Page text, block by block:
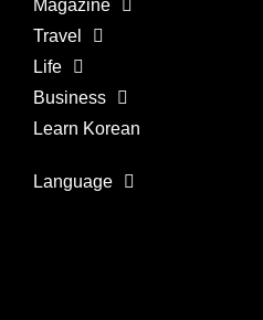
Magazine
Travel
Life
Business
Learn Korean
Language